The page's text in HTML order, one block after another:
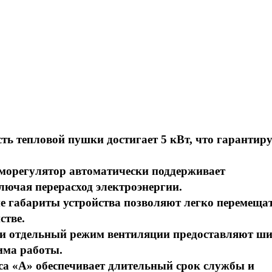
тепловой пушки достигает 5 кВт, что
автоматически поддерживает
перерасход электроэнергии.
устройства позволяют легко
отдельный режим вентиляции предоставляют
работы.
«А» обеспечивает длительный срок службы и